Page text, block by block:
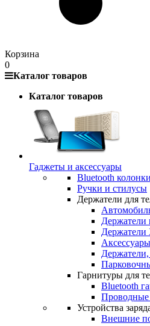
Корзина
0
Каталог товаров
Каталог товаров
Гаджеты и аксессуары
Bluetooth колонки
Ручки и стилусы
Держатели для
Держатели
Держатели
Держатели,
Гарнитуры для
Bluetooth
Проводные
Устройства
Внешние